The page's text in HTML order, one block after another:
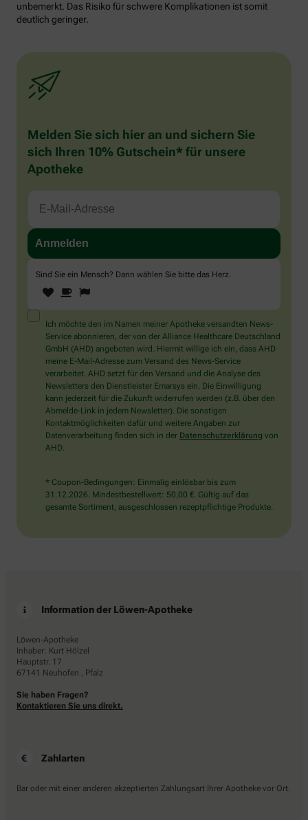
unbemerkt. Das Risiko für schwere Komplikationen ist somit
deutlich geringer.
Melden Sie sich hier an und sichern Sie
sich Ihren 10% Gutschein* für unsere
Apotheke
Sind Sie ein Mensch? Dann wählen Sie bitte das Herz.
Sind
Sie
ein
Mensch?
Dann
wählen
Sie
bitte
das
Herz.
1 2
Ich möchte den im Namen meiner Apotheke versandten News-
Service abonnieren, der von der Alliance Healthcare Deutschland
GmbH (AHD) angeboten wird. Hiermit willige ich ein, dass AHD
meine E-Mail-Adresse zum Versand des News-Service
verarbeitet. AHD setzt für den Versand und die Analyse des
Newsletters den Dienstleister Emarsys ein. Die Einwilligung
kann jederzeit für die Zukunft widerrufen werden (z.B. über den
Abmelde-Link in jedem Newsletter). Die sonstigen
Kontaktmöglichkeiten dafür und weitere Angaben zur
Datenverarbeitung finden sich in der Datenschutzerklärung von
AHD.
* Coupon-Bedingungen: Einmalig einlösbar bis zum
31.12.2026. Mindestbestellwert: 50,00 €. Gültig auf das
gesamte Sortiment, ausgeschlossen rezeptpflichtige Produkte.
Information der Löwen-Apotheke
Löwen-Apotheke
Inhaber: Kurt Hölzel
Hauptstr. 17
67141 Neuhofen , Pfalz
Sie haben Fragen?
Kontaktieren Sie uns direkt.
Zahlarten
Bar oder mit einer anderen akzeptierten Zahlungsart Ihrer Apotheke vor Ort.